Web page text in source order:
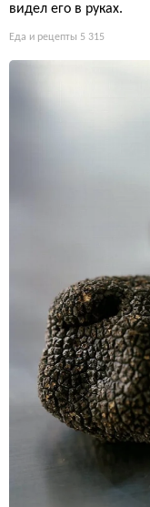
видел его в руках.
Еда и рецепты 5 315